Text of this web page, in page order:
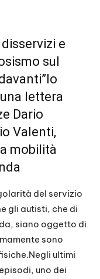
disservizi e
sul
lettera
Dario
Valenti,
mobilità
del servizio
gli autisti, che di
siano oggetto di
sono
ultimi
uno dei